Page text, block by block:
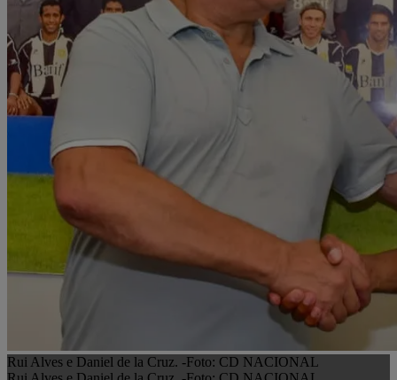
Rui Alves e Daniel de la Cruz. -Foto: CD NACIONAL